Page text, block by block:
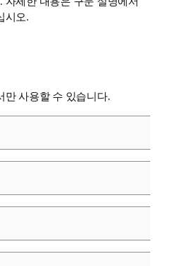
시오.
만 사용할 수 있습니다.